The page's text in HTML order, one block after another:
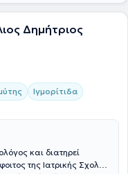
Δημήτριος
Ιγμορίτιδα
και διατηρεί
της Ιατρικής Σχολής